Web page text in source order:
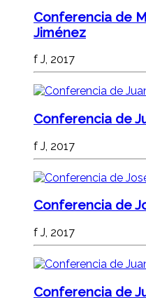
Conferencia de
Jiménez
f J, 2017
Conferencia de
f J, 2017
Conferencia de
f J, 2017
Conferencia de